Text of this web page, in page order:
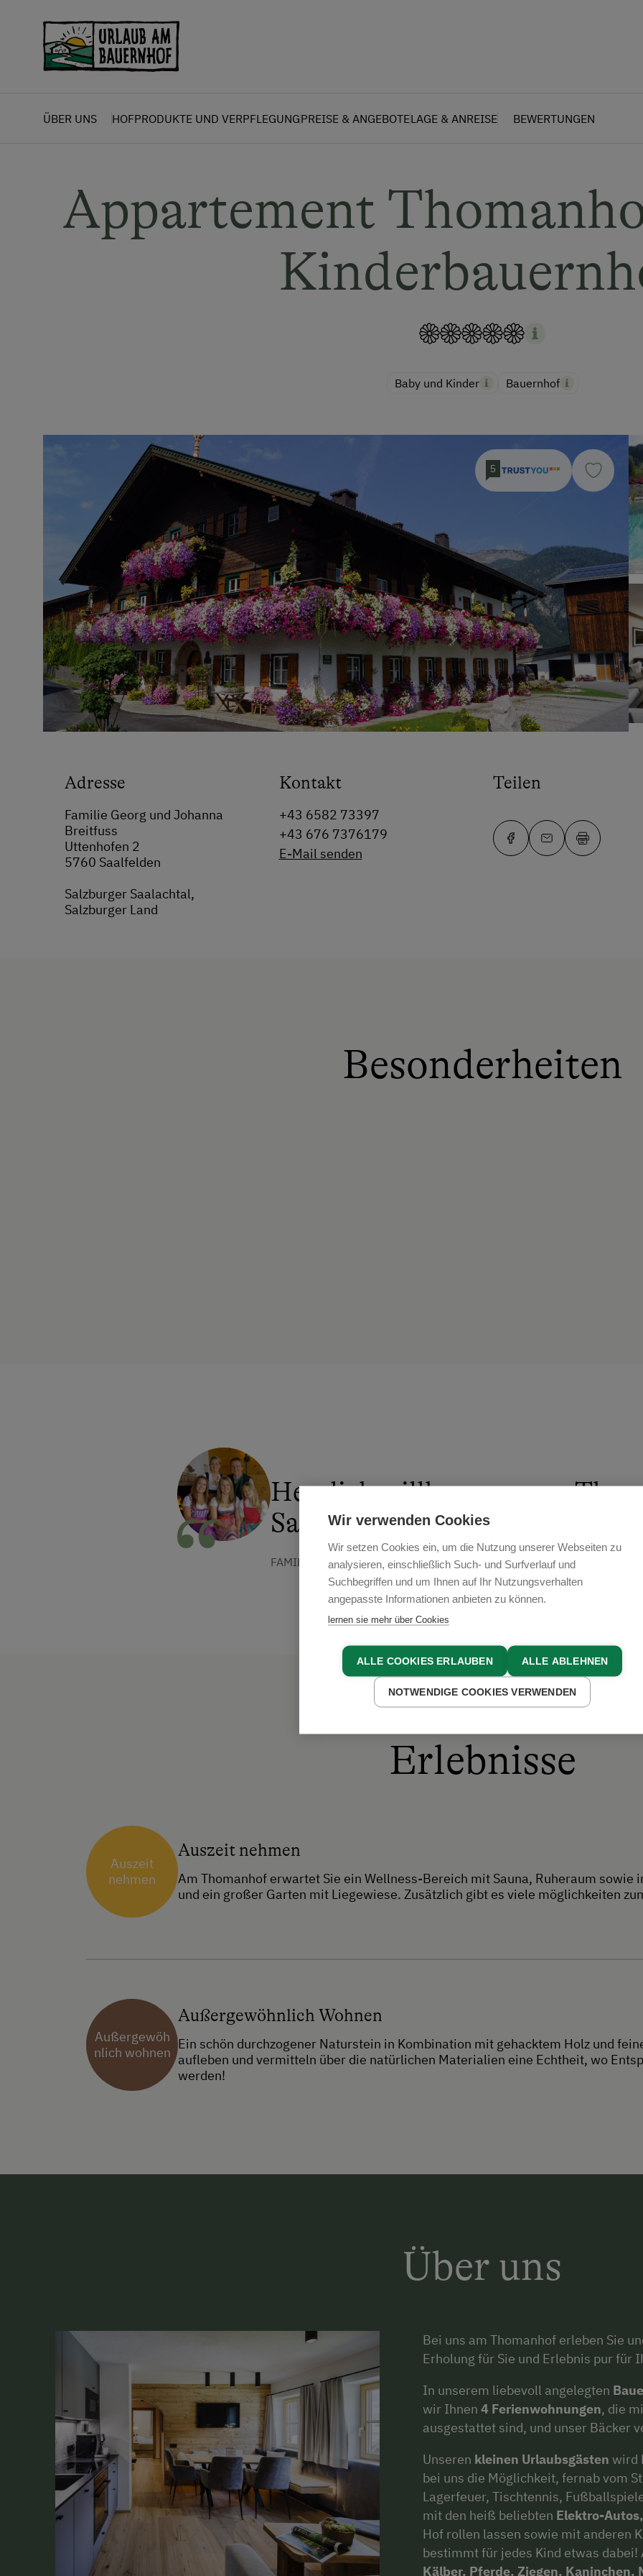
ÜBER UNS HOFPRODUKTE UND VERPFLEGUNGPREISE & ANGEBOTELAGE & ANREISE BEWERTUNGEN
Appartement
Baby und Kinder Bauernhof
5
Adresse
Familie Georg und Johanna
Breitfuss
Uttenhofen 2
5760 Saalfelden
Salzburger Saalachtal,
Salzburger Land
Kontakt
+43 6582 73397
+43 676 7376179
E-Mail senden
Teilen
Besonderheiten
Herzlich willkommen am
Saalfelden!
FAMILIE BREITFUSS
Erlebnisse
Auszeit
nehmen
Auszeit nehmen
Am Thomanhof erwartet Sie ein Wellness-Bereich mit Sauna, Ruheraum
und ein großer Garten mit Liegewiese. Zusätzlich gibt es viele möglichkeiten
Außergewöh
nlich wohnen
Außergewöhnlich Wohnen
Ein schön durchzogener Naturstein in Kombination mit gehacktem Holz und
aufleben und vermitteln über die natürlichen Materialien eine Echtheit, wo
werden!
Über uns
Bei uns am Thomanhof erleben Sie
Erholung für Sie und Erlebnis pur für
In unserem liebevoll angelegten
wir Ihnen 4 Ferienwohnungen, die
ausgestattet sind, und unser Bäcker
Unseren kleinen Urlaubsgästen wird
bei uns die Möglichkeit, fernab vom
Lagerfeuer, Tischtennis,
mit den heiß beliebten Elektro-
Hof rollen lassen sowie mit anderen
bestimmt für jedes Kind etwas
Kälber, Pferde, Ziegen, Kaninchen,
Wir verwenden Cookies
Wir setzen Cookies ein, um die Nutzung unserer Webseiten zu
analysieren, einschließlich Such- und Surfverlauf und
Suchbegriffen und um Ihnen auf Ihr Nutzungsverhalten
angepasste Informationen anbieten zu können.
lernen sie mehr über Cookies
ALLE COOKIES ERLAUBEN ALLE ABLEHNEN
NOTWENDIGE COOKIES VERWENDEN